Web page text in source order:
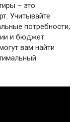
– это
Учитывайте
потребности,
и бюджет.
вам найти